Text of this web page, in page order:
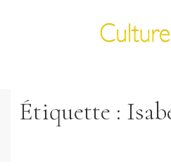
Étiquette :